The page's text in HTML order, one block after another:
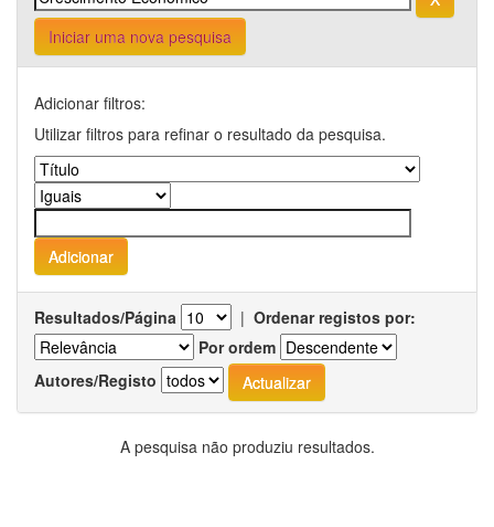
Iniciar uma nova pesquisa
Adicionar filtros:
Utilizar filtros para refinar o resultado da pesquisa.
Resultados/Página | Ordenar registos por:
Por ordem
Autores/Registo
A pesquisa não produziu resultados.